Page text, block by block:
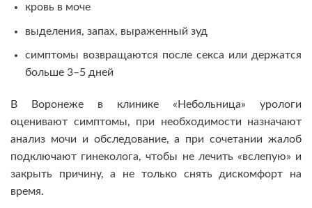
кровь в моче
выделения, запах, выраженный зуд
симптомы возвращаются после секса или держатся
больше 3–5 дней
В Воронеже в клинике «Небольница» урологи
оценивают симптомы, при необходимости назначают
анализ мочи и обследование, а при сочетании жалоб
подключают гинеколога, чтобы не лечить «вслепую» и
закрыть причину, а не только снять дискомфорт на
время.